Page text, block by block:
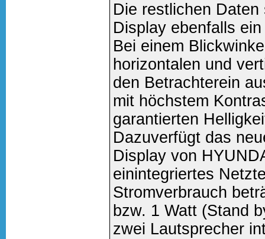
Die restlichen
Display ebenfalls
Bei einem
horizontalen und
den Betrachterein
mit höchstem
garantierten
Dazuverfügt das
Display von
einintegriertes
Stromverbrauch
bzw. 1 Watt (Stand
zwei Lautsprecher